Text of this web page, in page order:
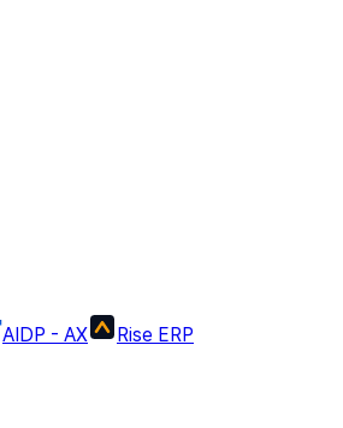
AIDP - AX Rise ERP